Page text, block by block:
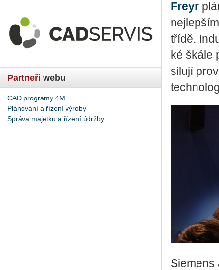
Partneři webu
CAD programy 4M
Plánování a řízení výroby
Správa majetku a řízení údržby
Freyr
třídě.
ké škále
si­lu­jí
Si­e­mens